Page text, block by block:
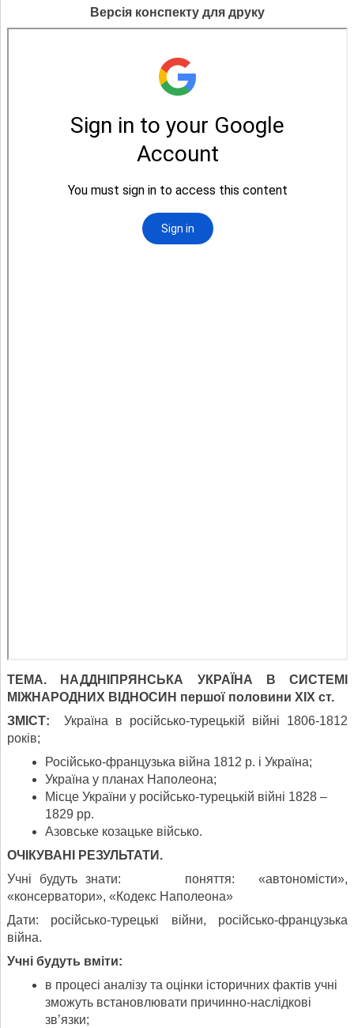
Версія конспекту для друку
ТЕМА. НАДДНІПРЯНСЬКА УКРАЇНА В СИСТЕМІ
МІЖНАРОДНИХ ВІДНОСИН першої половини ХІХ ст.
ЗМІСТ:
Україна в російсько-турецькій війні 1806-1812
років;
Російсько-французька війна 1812 р. і Україна;
Україна у планах Наполеона;
Місце України у російсько-турецькій війні 1828 –
1829 рр.
Азовське козацьке військо.
ОЧІКУВАНІ РЕЗУЛЬТАТИ.
Учні будуть знати: поняття: «автономісти»,
«консерватори», «Кодекс Наполеона»
Дати: російсько-турецькі війни, російсько-французька
війна.
Учні будуть вміти:
в процесі аналізу та оцінки історичних фактів учні
зможуть встановлювати причинно-наслідкові
зв’язки;